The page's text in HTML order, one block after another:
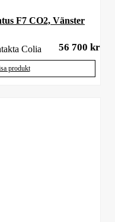
F7 CO2, Vänster
Colia 56 700 kr
produkt